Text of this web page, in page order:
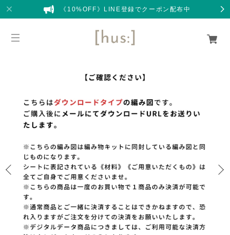
《10%OFF》LINE登録でクーポン配布中